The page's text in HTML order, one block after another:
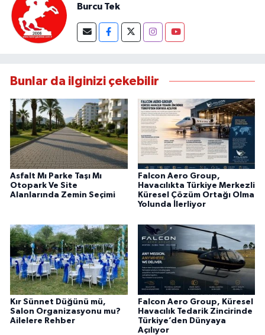
Burcu Tek
Bunlar da ilginizi çekebilir
Asfalt Mı Parke Taşı Mı
Otopark Ve Site
Alanlarında Zemin Seçimi
Falcon Aero Group,
Havacılıkta Türkiye Merkezli
Küresel Çözüm Ortağı Olma
Yolunda İlerliyor
Kır Sünnet Düğünü mü,
Salon Organizasyonu mu?
Ailelere Rehber
Falcon Aero Group, Küresel
Havacılık Tedarik Zincirinde
Türkiye’den Dünyaya
Açılıyor